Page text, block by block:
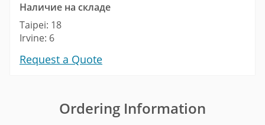
Наличие на складе
Taipei: 18
Irvine: 6
Request a Quote
Ordering Information